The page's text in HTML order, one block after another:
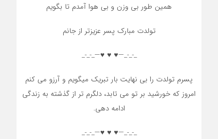
همین طور بی وزن و بی هوا آمدم تا بگویم
تولدت مبارک پسر عزیزتر از جانم
_-_-_—♥️ ♥️ ♥️—_-_-_
پسرم تولدت را بی نهایت بار تبریک میگویم و آرزو می کنم
امروز که خورشید بر تو می تابد، دلگرم تر از گذشته به زندگی
ادامه دهی.
_-_-_—♥️ ♥️ ♥️—_-_-_